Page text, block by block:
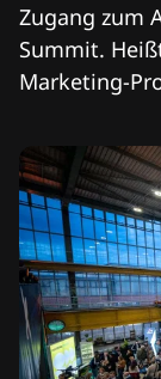
Zugang zum
Summit.
Marketing-